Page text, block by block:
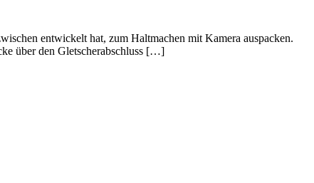
entwickelt hat, zum Haltmachen mit Kamera auspacken.
über den Gletscherabschluss […]